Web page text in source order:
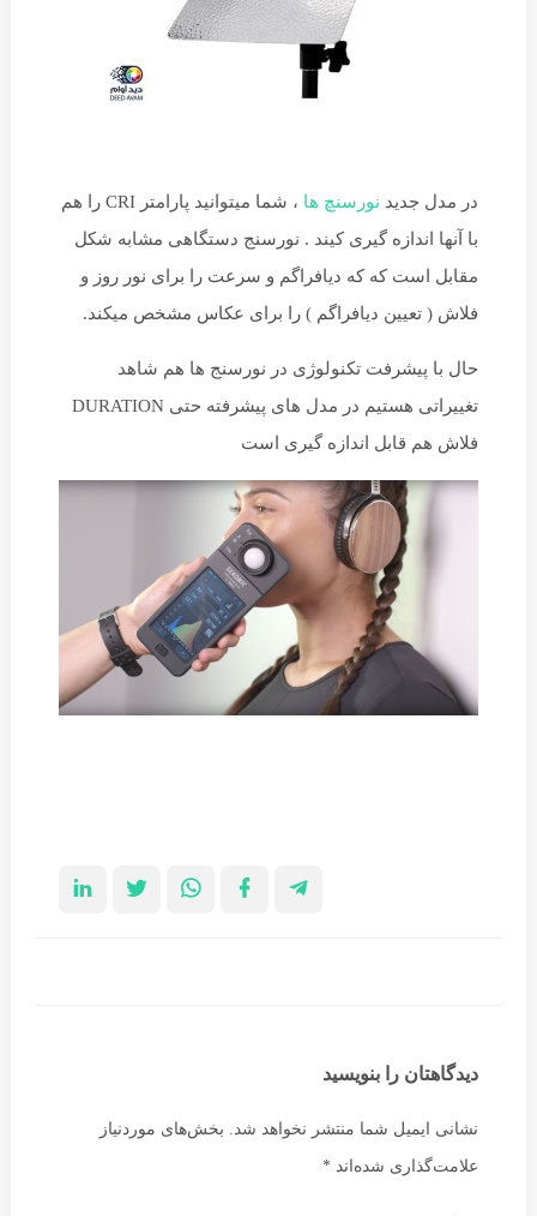
در مدل جدید نورسنچ ها
، شما میتوانید پارامتر CRI را هم
با آنها اندازه گیری کیند . نورسنج دستگاهی مشابه شکل
مقابل است که که دیافراگم و سرعت را برای نور روز و
فلاش ( تعیین دیافراگم ) را برای عکاس مشخص میکند.
حال با پیشرفت تکنولوژی در نورسنج ها هم شاهد
تغییراتی هستیم در مدل های پیشرفته حتی DURATION
فلاش هم قابل اندازه گیری است
دیدگاهتان را بنویسید
نشانی ایمیل شما منتشر نخواهد شد. بخش‌های موردنیاز
علامت‌گذاری شده‌اند *